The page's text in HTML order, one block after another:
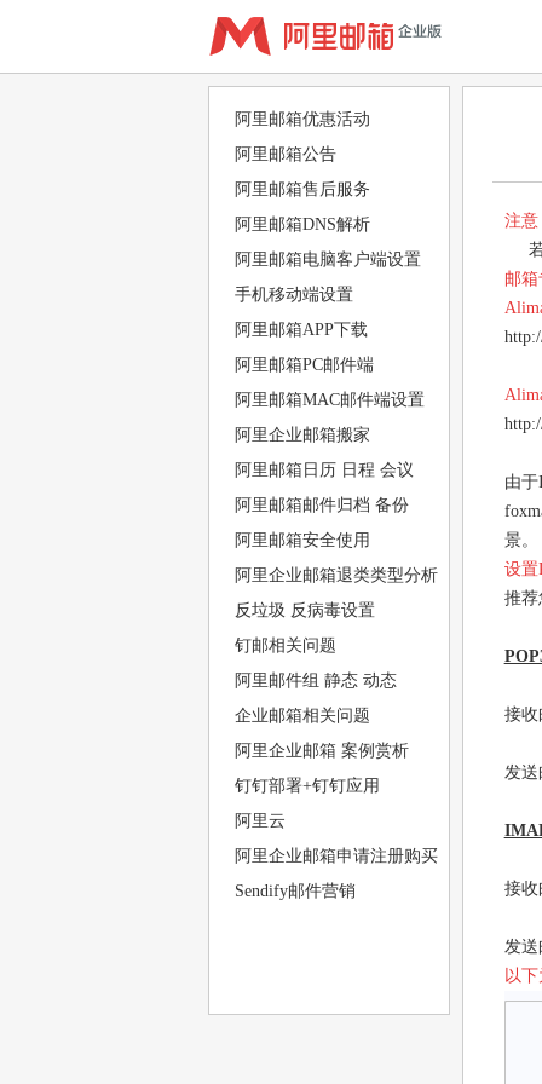
阿里邮箱优惠活动
阿里邮箱公告
阿里邮箱售后服务
阿里邮箱DNS解析
阿里邮箱电脑客户端设置
手机移动端设置
阿里邮箱APP下载
阿里邮箱PC邮件端
阿里邮箱MAC邮件端设置
阿里企业邮箱搬家
阿里邮箱日历 日程 会议
阿里邮箱邮件归档 备份
阿里邮箱安全使用
阿里企业邮箱退类类型分析
反垃圾 反病毒设置
钉邮相关问题
阿里邮件组 静态 动态
企业邮箱相关问题
阿里企业邮箱 案例赏析
钉钉部署+钉钉应用
阿里云
阿里企业邮箱申请注册购买
Sendify邮件营销
注意
若
邮
由
景。
设置
推荐
接收
发送
接收
发送
以